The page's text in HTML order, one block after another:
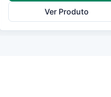
Ver Produto